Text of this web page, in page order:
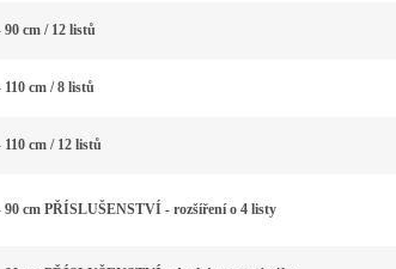
cm / 12 listů
cm / 8 listů
cm / 12 listů
cm PŘÍSLUŠENSTVÍ - rozšíření o 4 listy